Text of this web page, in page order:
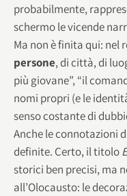
probabilmente,
schermo le vicende
Ma non è finita qui: nel
persone, di città, di
più giovane”, “il
nomi propri (e le
senso costante di
Anche le connotazioni
definite. Certo, il titolo
storici ben precisi, ma
all’Olocausto: le